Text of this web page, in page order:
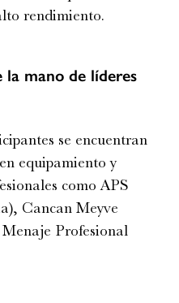
rendimiento.
la mano de líderes
se encuentran
equipamiento y
como APS
Cancan Meyve
Profesional